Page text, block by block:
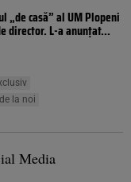
„de casă” al UM Plopeni
director. L-a anunțat...
la noi
Media